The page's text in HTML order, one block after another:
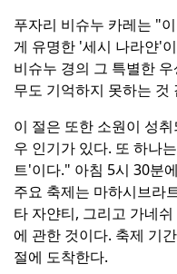
푸자리 비슈누 카레는 "
게 유명한 '세시 나라얀'
비슈누 경의 그 특별한
무도 기억하지 못하는 것
이 절은 또한 소원이 성
우 인기가 있다. 또 하나
트'이다." 아침 5시 30분
주요 축제는 마하시브라
타 자얀티, 그리고 가네
에 관한 것이다. 축제 기
절에 도착한다.